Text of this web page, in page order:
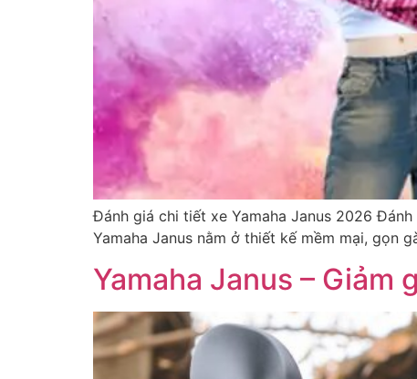
Đánh giá chi tiết xe Yamaha Janus 2026
Yamaha Janus nằm ở thiết kế mềm mại, gọn
Yamaha Janus – Giảm